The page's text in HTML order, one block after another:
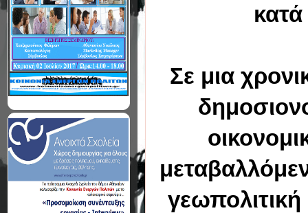
Σε μια